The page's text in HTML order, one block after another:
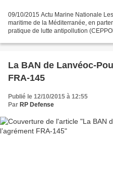
09/10/2015 Actu Marine Nationale
maritime de la Méditerranée, en
pratique de lutte antipollution
La BAN de Lanvéoc-
FRA-145
Publié le 12/10/2015 à 12:55
Par RP Defense